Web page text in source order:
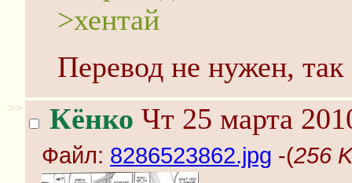
>хентай
Перевод не нужен,
>> Кёнко Чт 25 марта
Файл: 8286523862.jpg -(256